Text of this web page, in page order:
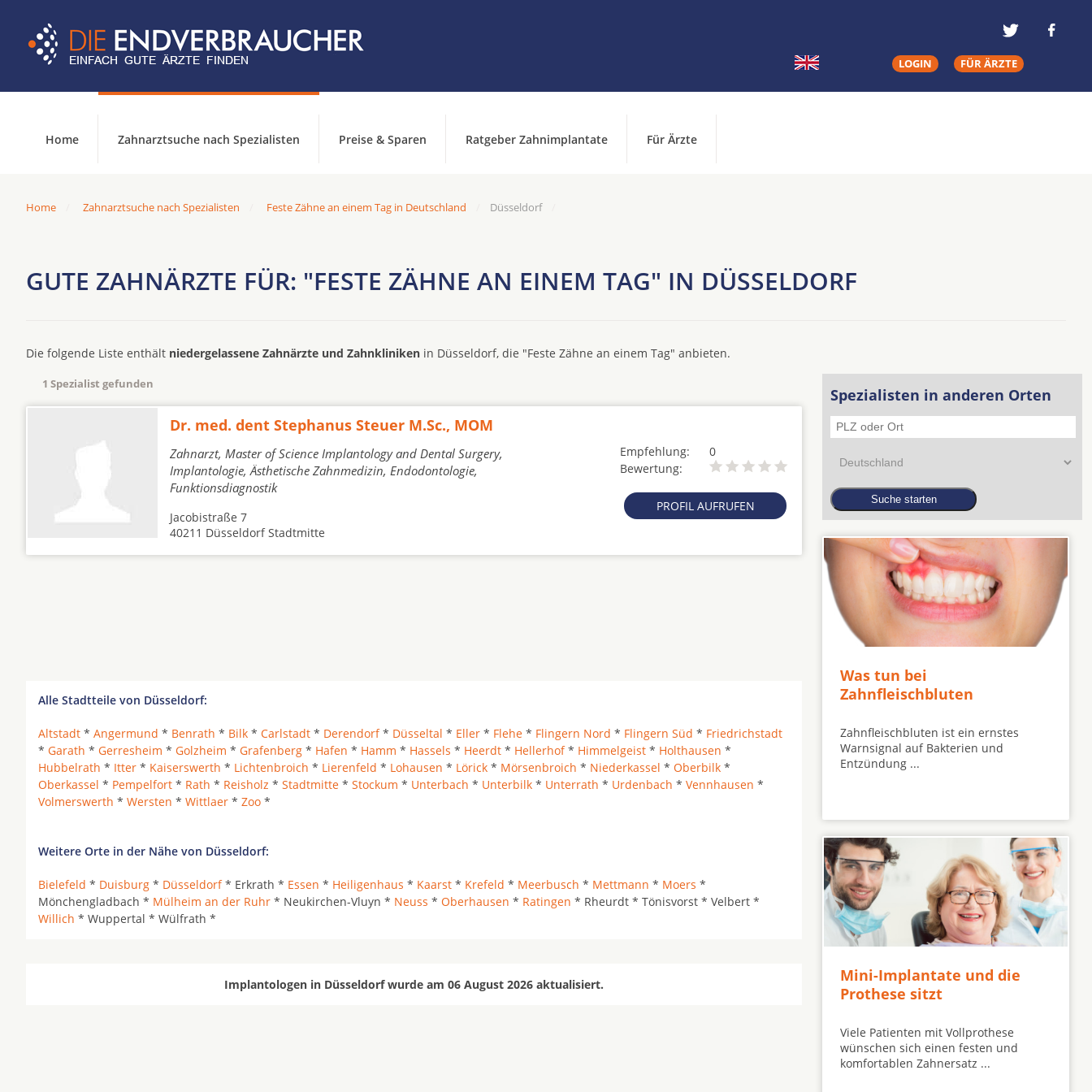
LOGIN FÜR ÄRZTE
Home Zahnarztsuche nach Spezialisten Preise & Sparen Ratgeber Zahnimplantate Für Ärzte
Home Zahnarztsuche nach Spezialisten Feste Zähne an einem Tag in Deutschland Düsseldorf
GUTE ZAHNÄRZTE FÜR: "FESTE ZÄHNE AN EINEM TAG" IN DÜSSELDORF
Die folgende Liste enthält niedergelassene Zahnärzte und Zahnkliniken in Düsseldorf, die "Feste Zähne an einem Tag" anbieten.
1 Spezialist gefunden
Dr. med. dent Stephanus Steuer M.Sc., MOM
Zahnarzt, Master of Science Implantology and Dental Surgery,
Implantologie, Ästhetische Zahnmedizin, Endodontologie,
Funktionsdiagnostik
Empfehlung:
0
Bewertung:
PROFIL AUFRUFEN
Jacobistraße 7
40211 Düsseldorf Stadtmitte
Alle Stadtteile von Düsseldorf:
Altstadt * Angermund * Benrath * Bilk * Carlstadt * Derendorf* Düsseltal * Eller * Flehe * Flingern Nord * Flingern Süd * Friedrichstadt
* Garath * Gerresheim * Golzheim * Grafenberg * Hafen * Hamm * Hassels * Heerdt * Hellerhof* Himmelgeist * Holthausen *
Hubbelrath * Itter * Kaiserswerth * Lichtenbroich * Lierenfeld * Lohausen * Lörick * Mörsenbroich * Niederkassel * Oberbilk *
Oberkassel * Pempelfort * Rath * Reisholz * Stadtmitte * Stockum * Unterbach * Unterbilk * Unterrath * Urdenbach * Vennhausen *
Volmerswerth * Wersten * Wittlaer * Zoo *
Weitere Orte in der Nähe von Düsseldorf:
Bielefeld * Duisburg * Düsseldorf* Erkrath * Essen * Heiligenhaus * Kaarst * Krefeld * Meerbusch * Mettmann * Moers *
Mönchengladbach * Mülheim an der Ruhr * Neukirchen-Vluyn * Neuss * Oberhausen * Ratingen * Rheurdt * Tönisvorst * Velbert *
Willich * Wuppertal * Wülfrath *
Implantologen in Düsseldorf wurde am 06 August 2026 aktualisiert.
Spezialisten in anderen Orten
Was tun bei
Zahnfleischbluten
Zahnfleischbluten ist ein ernstes
Warnsignal auf Bakterien und
Entzündung ...
Mini-Implantate und die
Prothese sitzt
Viele Patienten mit Vollprothese
wünschen sich einen festen und
komfortablen Zahnersatz ...